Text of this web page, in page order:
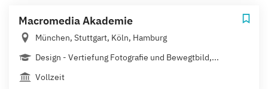
Macromedia Akademie
München, Stuttgart, Köln, Hamburg
Design - Vertiefung Fotografie und Bewegtbild,...
Vollzeit